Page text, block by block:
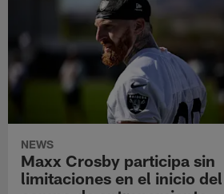
NEWS
Maxx Crosby participa sin
limitaciones en el inicio del